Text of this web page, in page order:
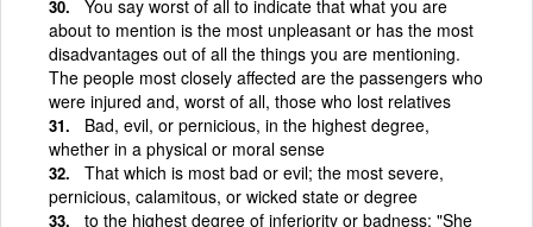
You say worst of all to indicate that what you are
about to mention is the most unpleasant or has the most
disadvantages out of all the things you are mentioning.
The people most closely affected are the passengers who
were injured and, worst of all, those who lost relatives
Bad, evil, or pernicious, in the highest degree,
whether in a physical or moral sense
That which is most bad or evil; the most severe,
pernicious, calamitous, or wicked state or degree
to the highest degree of inferiority or badness; "She